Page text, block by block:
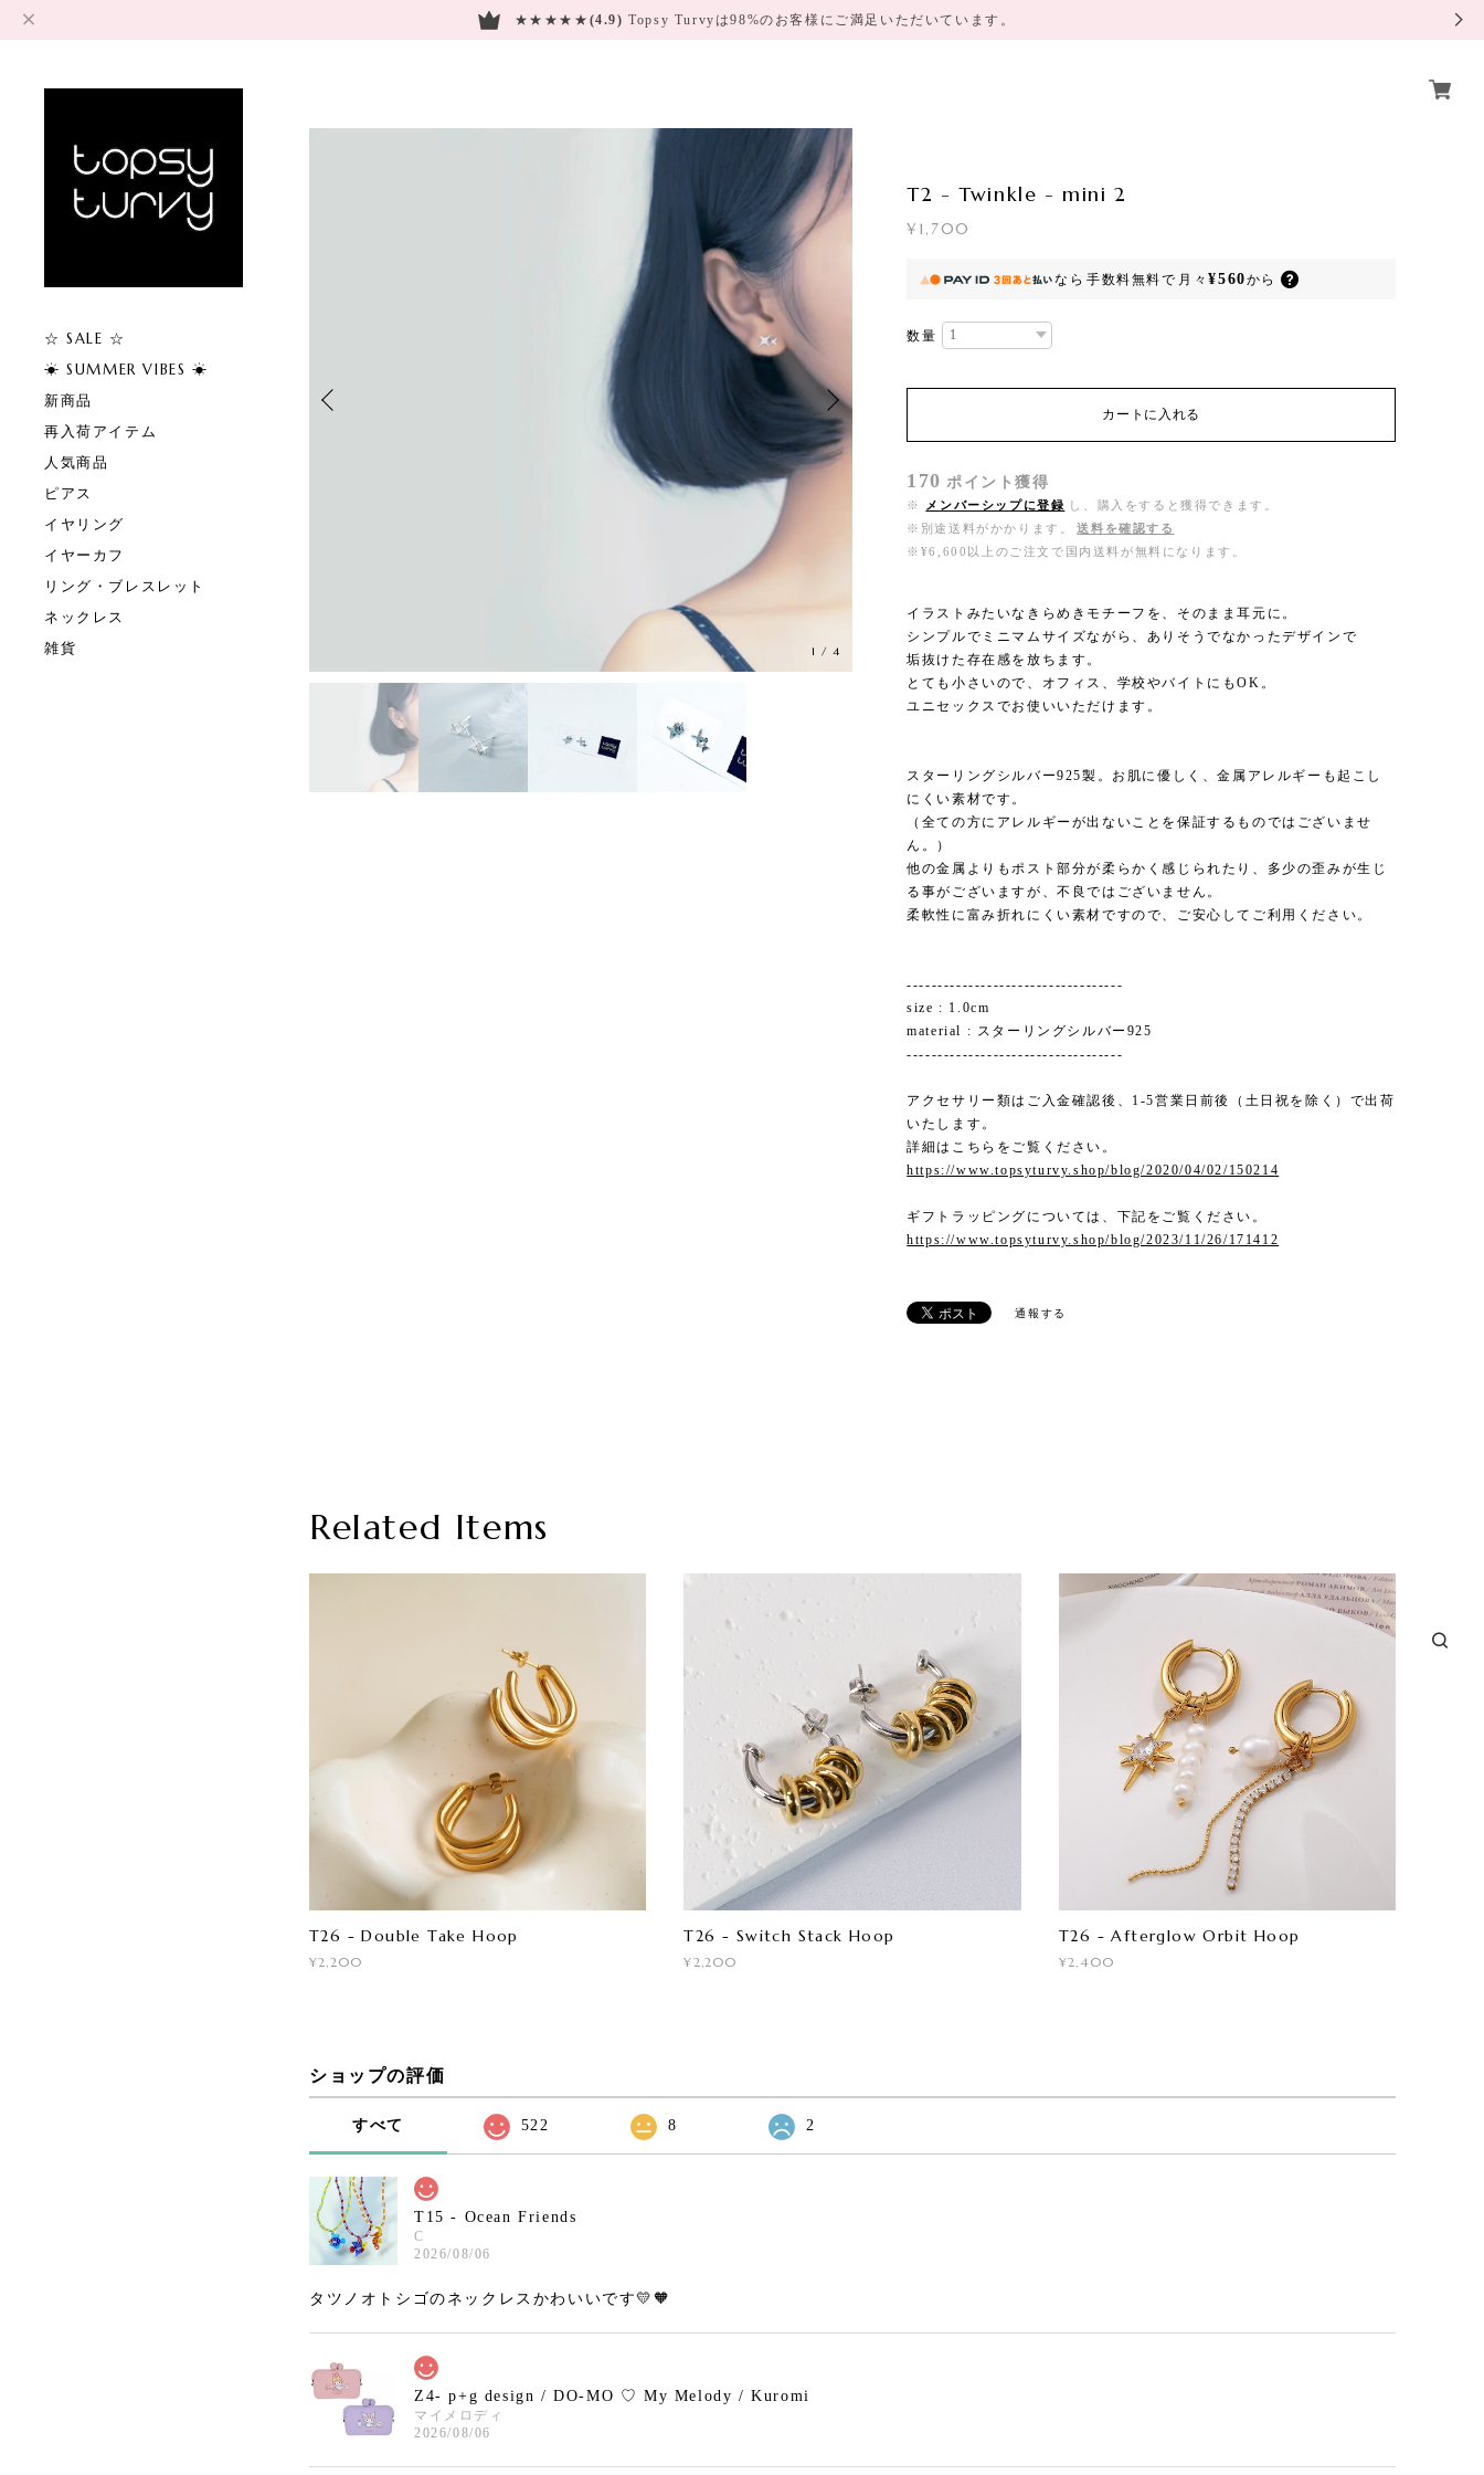
★★★★★ (4.9) Topsy Turvyは98%のお客様にご満足いただいています。
☆ SALE ☆
☀︎ SUMMER VIBES ☀︎
新商品
再入荷アイテム
人気商品
ピアス
イヤリング
イヤーカフ
リング・ブレスレット
ネックレス
雑貨
1 /4
T2 - Twinkle - mini 2
¥1,700
なら 手数料無料で 月々¥560から
数量
カートに入れる
170 ポイント獲得
※ メンバーシップに登録
し、購入をすると獲得できます。
※別途送料がかかります。
送料を確認する
※¥6,600以上のご注文で国内送料が無料になります。
イラストみたいなきらめきモチーフを、そのまま耳元に。
シンプルでミニマムサイズながら、ありそうでなかったデザインで
垢抜けた存在感を放ちます。
とても小さいので、オフィス、学校やバイトにもOK。
ユニセックスでお使いいただけます。
スターリングシルバー925製。お肌に優しく、金属アレルギーも起こし
にくい素材です。
（全ての方にアレルギーが出ないことを保証するものではございませ
ん。）
他の金属よりもポスト部分が柔らかく感じられたり、多少の歪みが生じ
る事がございますが、不良ではございません。
柔軟性に富み折れにくい素材ですので、ご安心してご利用ください。
-----------------------------------
size : 1.0cm
material : スターリングシルバー925
-----------------------------------
アクセサリー類はご入金確認後、1-5営業日前後（土日祝を除く）で出荷
いたします。
詳細はこちらをご覧ください。
https://www.topsyturvy.shop/blog/2020/04/02/150214
ギフトラッピングについては、下記をご覧ください。
https://www.topsyturvy.shop/blog/2023/11/26/171412
通報する
Related Items
T26 - Double Take Hoop
¥2,200
T26 - Switch Stack Hoop
¥2,200
T26 - Afterglow Orbit Hoop
¥2,400
ショップの評価
すべて 522 8 2
T15 - Ocean Friends
C
2026/08/06
タツノオトシゴのネックレスかわいいです💛🧡
Z4- p+g design / DO-MO ♡ My Melody / Kuromi
マイメロディ
2026/08/06